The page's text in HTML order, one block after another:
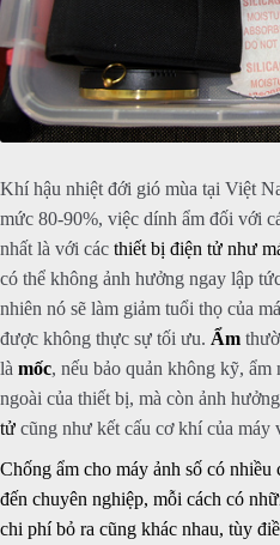
Khí hậu nhiệt đới gió mùa tại Việt
mức 80-90%, việc dính ẩm đối với
nhất là với các thiết bị điện tử như
có thể không ảnh hưởng ngay lập
nhiên nó sẽ làm giảm tuổi thọ của
được không thực sự tối ưu. Ẩm
là mốc, nếu bảo quản không kỹ,
ngoài của thiết bị, mà còn ảnh
tử cũng như kết cấu cơ khí của máy
Chống ẩm cho máy ảnh số có nhiều
đến chuyên nghiệp, mỗi cách có
chi phí bỏ ra cũng khác nhau, tùy